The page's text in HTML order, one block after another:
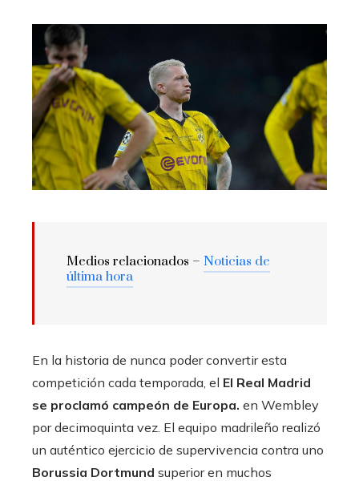
Medios relacionados – Noticias de
última hora
En la historia de nunca poder convertir esta
competición cada temporada, el El Real Madrid
se proclamó campeón de Europa. en Wembley
por decimoquinta vez. El equipo madrileño realizó
un auténtico ejercicio de supervivencia contra uno
Borussia Dortmund superior en muchos